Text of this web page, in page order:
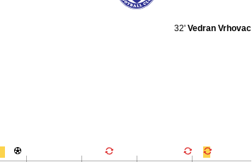
32' Vedran Vrhovac